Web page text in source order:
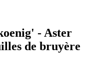
- Aster
de bruyère